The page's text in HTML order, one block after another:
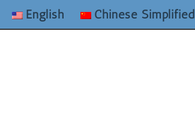
English Chinese Simplified